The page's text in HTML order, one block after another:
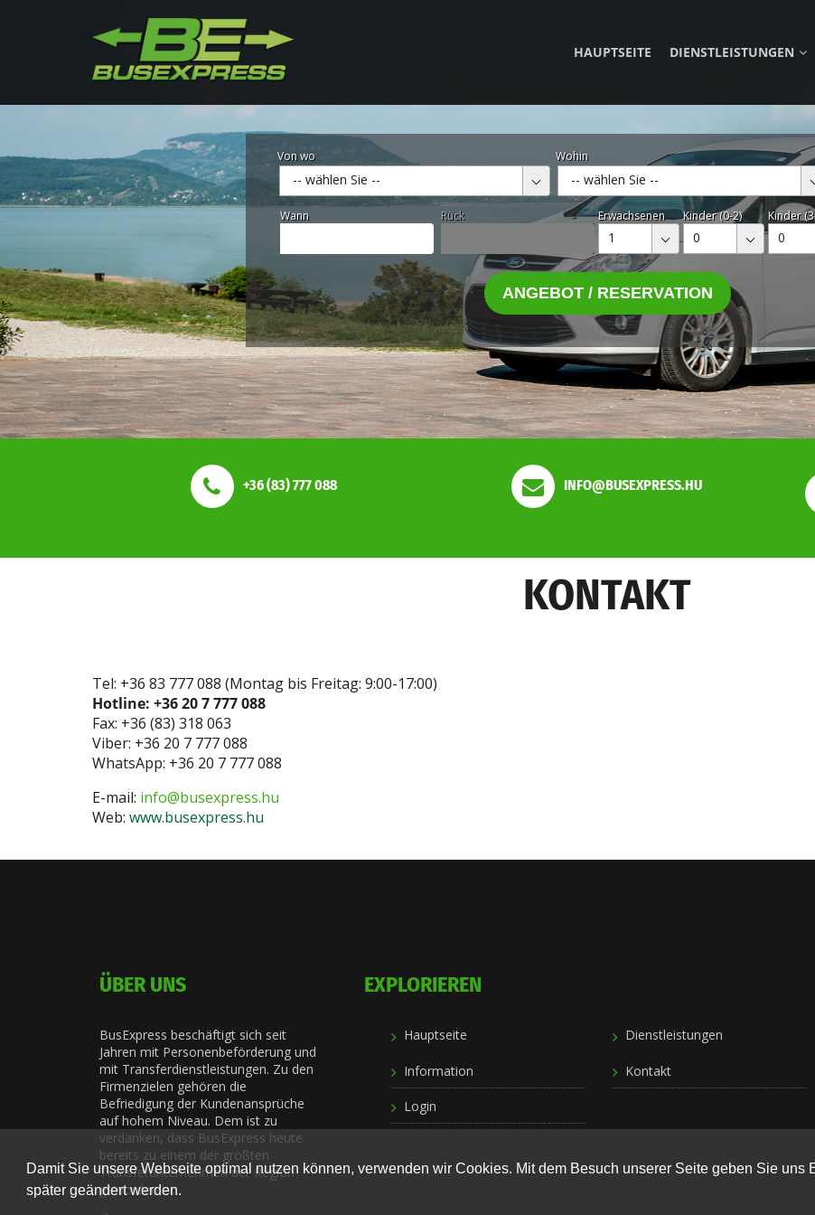
Damit Sie unsere Webseite optimal nutzen können, verwenden wir Cookies. Mit dem Besuch unserer Seite geben Sie
später geändert werden.
HAUPTSEITE DIENSTLEISTUNGEN
Von wo
-- wählen Sie --
Wohin
-- wählen Sie --
Wann
Rück Erwachsenen
1
Kinder (0-2)
0
Kinder
0
ANGEBOT / RESERVATION
+36 (83) 777 088 INFO@BUSEXPRESS.HU
KONTAKT
Tel: +36 83 777 088 (Montag bis Freitag: 9:00-17:00)
Hotline: +36 20 7 777 088
Fax: +36 (83) 318 063
Viber: +36 20 7 777 088
WhatsApp: +36 20 7 777 088
E-mail: info@busexpress.hu
Web: www.busexpress.hu
ÜBER UNS
BusExpress beschäftigt sich seit
Jahren mit Personenbeförderung und
mit Transferdienstleistungen. Zu den
Firmenzielen gehören die
Befriedigung der Kundenansprüche
auf hohem Niveau. Dem ist zu
verdanken, dass BusExpress heute
bereits zu einem der größten
Transferunternehmen der Region
geworden ist.
EXPLORIEREN
Hauptseite Dienstleistungen
Information Kontakt
Login